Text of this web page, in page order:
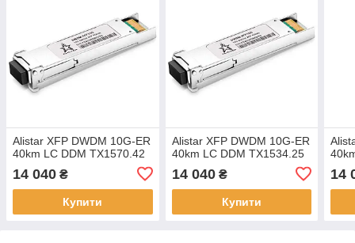
Alistar XFP DWDM 10G-ER
40km LC DDM TX1570.42
14 040 ₴
Купити
Alistar XFP DWDM 10G-ER
40km LC DDM TX1534.25
14 040₴
Купити
14